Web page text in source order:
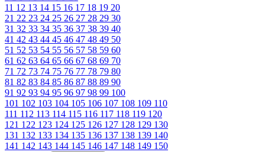
11 12 13 14 15 16 17 18 19 20
21 22 23 24 25 26 27 28 29 30
31 32 33 34 35 36 37 38 39 40
41 42 43 44 45 46 47 48 49 50
51 52 53 54 55 56 57 58 59 60
61 62 63 64 65 66 67 68 69 70
71 72 73 74 75 76 77 78 79 80
81 82 83 84 85 86 87 88 89 90
91 92 93 94 95 96 97 98 99 100
101 102 103 104 105 106 107 108 109 110
111 112 113 114 115 116 117 118 119 120
121 122 123 124 125 126 127 128 129 130
131 132 133 134 135 136 137 138 139 140
141 142 143 144 145 146 147 148 149 150